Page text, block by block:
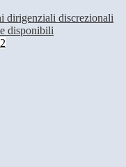
dirigenziali discrezionali
disponibili
2